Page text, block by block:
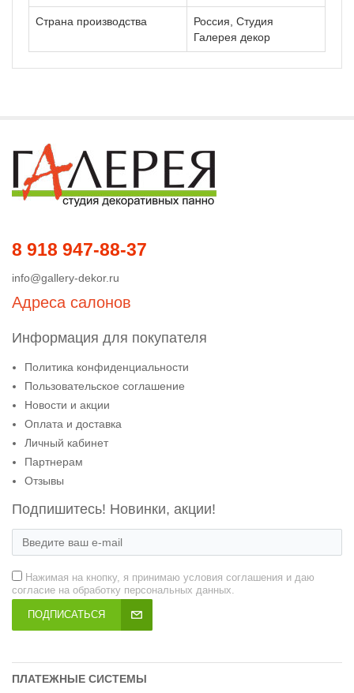
Страна производства
Россия, Студия
Галерея декор
8 918 947-88-37
info@gallery-dekor.ru
Адреса салонов
Информация для покупателя
Политика конфиденциальности
Пользовательское соглашение
Новости и акции
Оплата и доставка
Личный кабинет
Партнерам
Отзывы
Подпишитесь! Новинки, акции!
Нажимая на кнопку, я принимаю условия соглашения и даю
согласие на обработку персональных данных.
ПОДПИСАТЬСЯ
ПЛАТЕЖНЫЕ СИСТЕМЫ